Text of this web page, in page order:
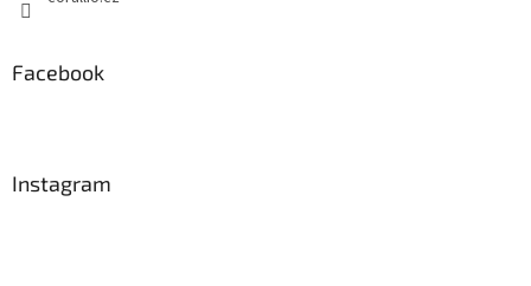
Facebook
Instagram